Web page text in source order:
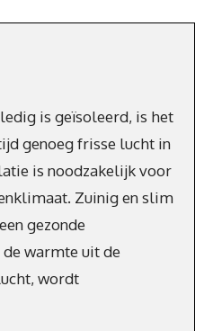
is geïsoleerd, is het
genoeg frisse lucht in
is noodzakelijk voor
Zuinig en slim
gezonde
warmte uit de
wordt